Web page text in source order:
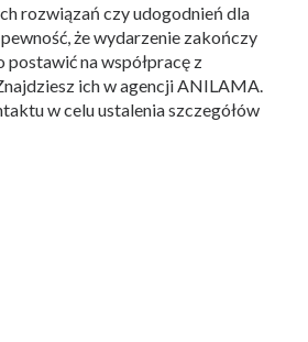
rozwiązań czy udogodnień dla
że wydarzenie zakończy
postawić na współpracę z
ich w agencji ANILAMA.
w celu ustalenia szczegółów